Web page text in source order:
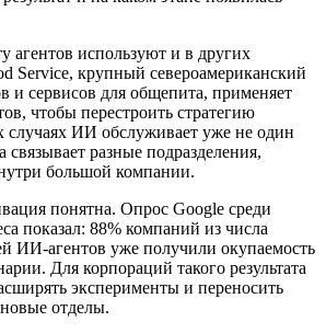
агентов используют и в других
Service, крупный североамериканский
и сервисов для общепита, применяет
чтобы перестроить стратегию
случаях ИИ обслуживает уже не один
связывает разные подразделения,
большой компании.
понятна. Опрос Google среди
показал: 88% компаний из числа
ИИ-агентов уже получили окупаемость
Для корпораций такого результата
эксперименты и переносить
отделы.